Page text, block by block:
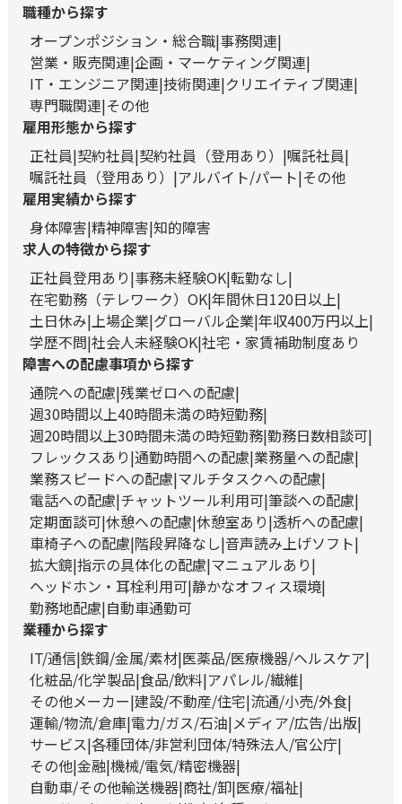
職種から探す
オープンポジション・総合職 事務関連
営業・販売関連 企画・マーケティング関連
IT・エンジニア関連 技術関連 クリエイティブ関連
専門職関連 その他
雇用形態から探す
正社員 契約社員 契約社員（登用あり）
嘱託社員
嘱託社員（登用あり）
アルバイト/パート その他
雇用実績から探す
身体障害 精神障害 知的障害
求人の特徴から探す
正社員登用あり 事務未経験OK 転勤なし
在宅勤務（テレワーク）OK 年間休日120日以上
土日休み 上場企業 グローバル企業 年収400万円以上
学歴不問 社会人未経験OK 社宅・家賃補助制度あり
障害への配慮事項から探す
通院への配慮 残業ゼロへの配慮
週30時間以上40時間未満の時短勤務
週20時間以上30時間未満の時短勤務 勤務日数相談可
フレックスあり 通勤時間への配慮 業務量への配慮
業務スピードへの配慮 マルチタスクへの配慮
電話への配慮 チャットツール利用可 筆談への配慮
定期面談可 休憩への配慮 休憩室あり 透析への配慮
車椅子への配慮 階段昇降なし 音声読み上げソフト
拡大鏡 指示の具体化の配慮 マニュアルあり
ヘッドホン・耳栓利用可 静かなオフィス環境
勤務地配慮 自動車通勤可
業種から探す
IT/通信 鉄鋼/金属/素材 医薬品/医療機器/ヘルスケア
化粧品/化学製品 食品/飲料 アパレル/繊維
その他メーカー 建設/不動産/住宅 流通/小売/外食
運輸/物流/倉庫 電力/ガス/石油 メディア/広告/出版
サービス 各種団体/非営利団体/特殊法人/官公庁
その他 金融 機械/電気/精密機器
自動車/その他輸送機器 商社/卸 医療/福祉